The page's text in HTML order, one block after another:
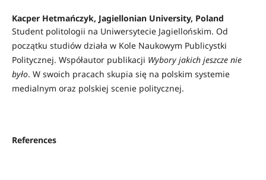
Kacper Hetmańczyk, Jagiellonian University, Poland
Student politologii na Uniwersytecie Jagiellońskim. Od
początku studiów działa w Kole Naukowym Publicystki
Politycznej. Współautor publikacji Wybory jakich jeszcze nie
było. W swoich pracach skupia się na polskim systemie
medialnym oraz polskiej scenie politycznej.
References